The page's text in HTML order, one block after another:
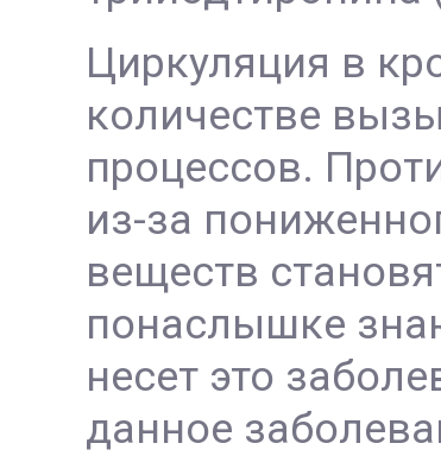
Циркуляция в
количестве
процессов.
из-за
веществ
понаслышке
несет это
данное